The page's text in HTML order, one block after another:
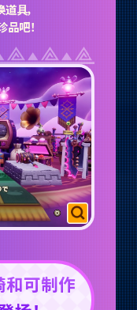
具，
吧！
和可制作